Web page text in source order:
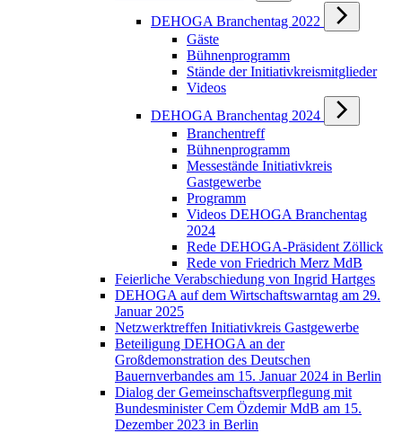
DEHOGA Branchentag 2022
Gäste
Bühnenprogramm
Stände der Initiativkreismitglieder
Videos
DEHOGA Branchentag 2024
Branchentreff
Bühnenprogramm
Messestände Initiativkreis
Gastgewerbe
Programm
Videos DEHOGA Branchentag
2024
Rede DEHOGA-Präsident Zöllick
Rede von Friedrich Merz MdB
Feierliche Verabschiedung von Ingrid Hartges
DEHOGA auf dem Wirtschaftswarntag am 29.
Januar 2025
Netzwerktreffen Initiativkreis Gastgewerbe
Beteiligung DEHOGA an der
Großdemonstration des Deutschen
Bauernverbandes am 15. Januar 2024 in Berlin
Dialog der Gemeinschaftsverpflegung mit
Bundesminister Cem Özdemir MdB am 15.
Dezember 2023 in Berlin